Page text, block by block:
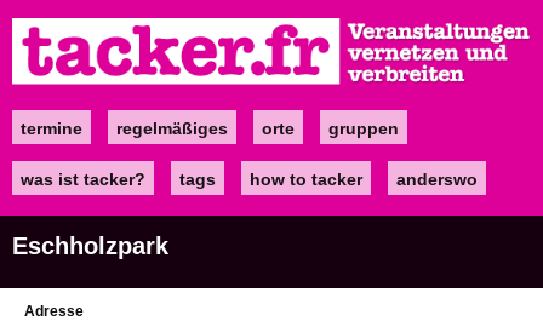
zum
Inhalt
Maintermine regelmäßiges orte gruppen
was ist tacker? tags how to tacker anderswo
Eschholzpark
Adresse